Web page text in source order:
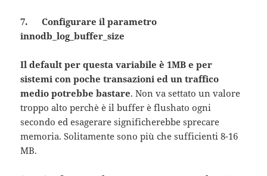
7. Configurare il parametro
innodb_log_buffer_size
Il default per questa variabile è 1MB e per
sistemi con poche transazioni ed un traffico
medio potrebbe bastare. Non va settato un valore
troppo alto perchè è il buffer è flushato ogni
secondo ed esagerare significherebbe sprecare
memoria. Solitamente sono più che sufficienti 8-16
MB.